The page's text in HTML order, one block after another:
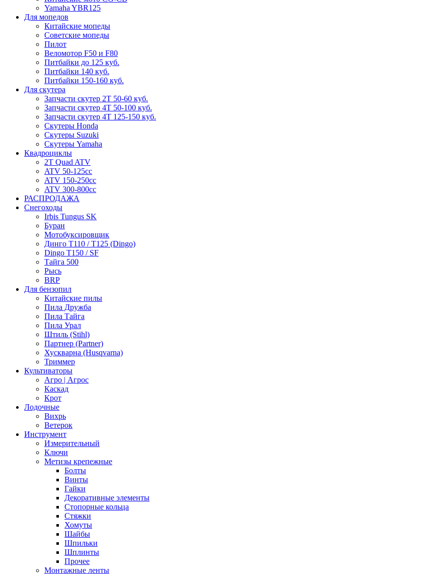
Yamaha YBR125
Для мопедов
Китайские мопеды
Советские мопеды
Пилот
Веломотор F50 и F80
Питбайки до 125 куб.
Питбайки 140 куб.
Питбайки 150-160 куб.
Для скутера
Запчасти скутер 2Т 50-60 куб.
Запчасти скутер 4Т 50-100 куб.
Запчасти скутер 4Т 125-150 куб.
Скутеры Honda
Скутеры Suzuki
Скутеры Yamaha
Квадроциклы
2T Quad ATV
ATV 50-125cc
ATV 150-250cc
ATV 300-800cc
РАСПРОДАЖА
Снегоходы
Irbis Tungus SK
Буран
Мотобуксировщик
Динго T110 / T125 (Dingo)
Dingo T150 / SF
Тайга 500
Рысь
BRP
Для бензопил
Китайские пилы
Пила Дружба
Пила Тайга
Пила Урал
Штиль (Stihl)
Партнер (Partner)
Хускварна (Husqvarna)
Триммер
Культиваторы
Агро | Агрос
Каскад
Крот
Лодочные
Вихрь
Ветерок
Инструмент
Измерительный
Ключи
Метизы крепежные
Болты
Винты
Гайки
Декоративные элементы
Стопорные кольца
Стяжки
Хомуты
Шайбы
Шпильки
Шплинты
Прочее
Монтажные ленты